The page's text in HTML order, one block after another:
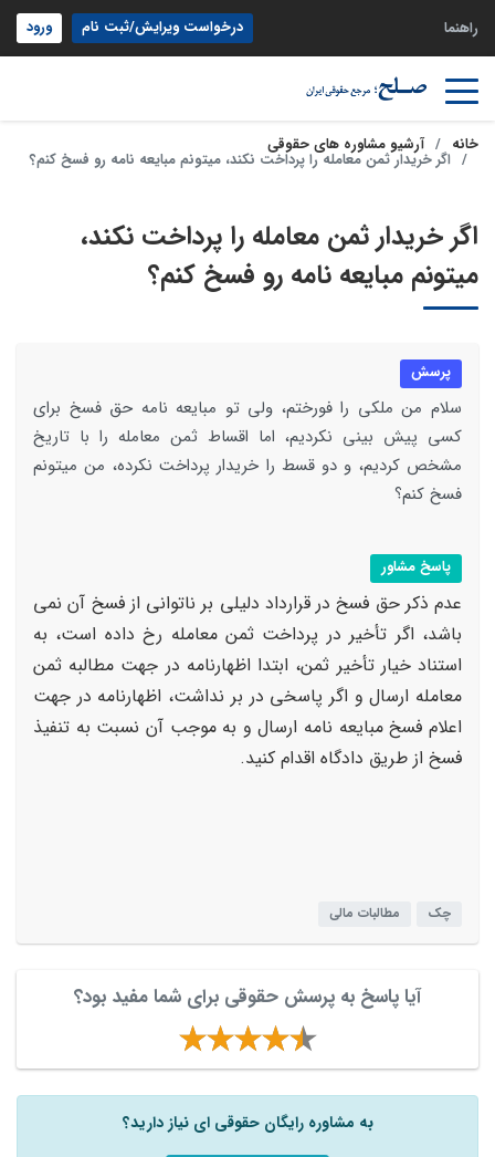
راهنما درخواست ویرایش/ثبت نام ورود
خانه آرشیو مشاوره های حقوقی
اگر خریدار ثمن معامله را پرداخت نکند، میتونم مبایعه نامه رو فسخ کنم؟
اگر خریدار ثمن معامله را پرداخت نکند،
میتونم مبایعه نامه رو فسخ کنم؟
پرسش
سلام من ملکی را فورختم، ولی تو مبایعه نامه حق فسخ برای
کسی پیش بینی نکردیم، اما اقساط ثمن معامله را با تاریخ
مشخص کردیم، و دو قسط را خریدار پرداخت نکرده، من میتونم
فسخ کنم؟
پاسخ مشاور
عدم ذکر حق فسخ در قرارداد دلیلی بر ناتوانی از فسخ آن نمی
باشد، اگر تأخیر در پرداخت ثمن معامله رخ داده است، به
استناد خیار تأخیر ثمن، ابتدا اظهارنامه در جهت مطالبه ثمن
معامله ارسال و اگر پاسخی در بر نداشت، اظهارنامه در جهت
اعلام فسخ مبایعه نامه ارسال و به موجب آن نسبت به تنفیذ
فسخ از طریق دادگاه اقدام کنید.
چک مطالبات مالی
آیا پاسخ به پرسش حقوقی برای شما مفید بود؟
به مشاوره رایگان حقوقی ای نیاز دارید؟